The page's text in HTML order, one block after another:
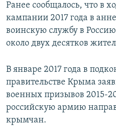
Ранее сообщалось, что в
кампании 2017 года в
воинскую службу в
около двух десятков
В январе 2017 года в
правительстве Крыма
военных призывов 2015-
российскую армию
крымчан.